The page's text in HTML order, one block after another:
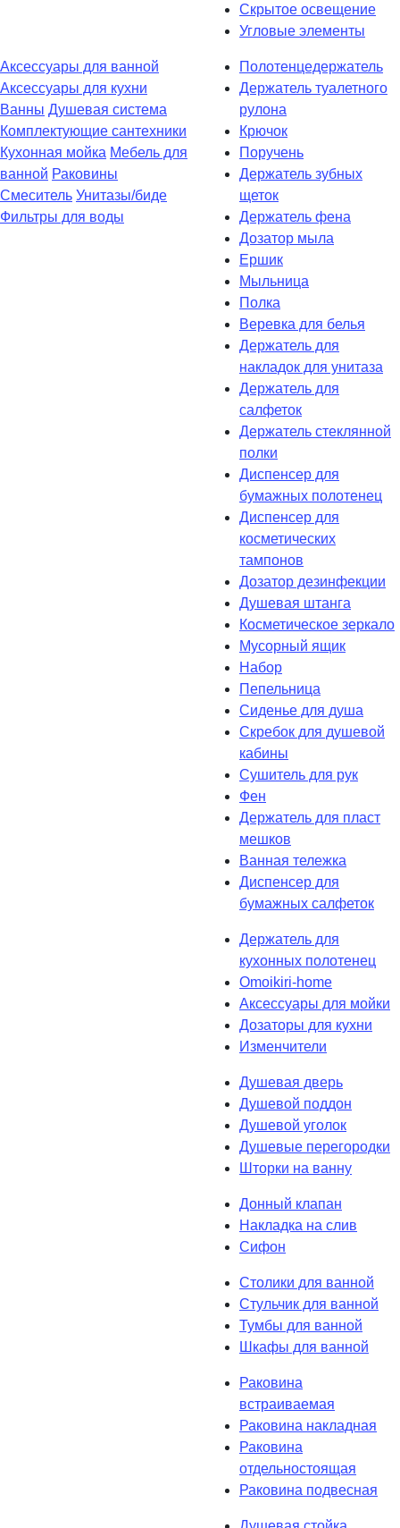
Скрытое освещение
Угловые элементы
Аксессуары для ванной
Аксессуары для кухни
Ванны Душевая система
Комплектующие сантехники
Кухонная мойка Мебель для
ванной Раковины
Смеситель Унитазы/биде
Фильтры для воды
Полотенцедержатель
Держатель туалетного
рулона
Крючок
Поручень
Держатель зубных
щеток
Держатель фена
Дозатор мыла
Eршик
Мыльница
Полка
Веревка для белья
Держатель для
накладок для унитаза
Держатель для
салфеток
Держатель стеклянной
полки
Диспенсер для
бумажных полотенец
Диспенсер для
косметических
тампонов
Дозатор дезинфекции
Душевая штанга
Косметическое зеркало
Мусорный ящик
Набор
Пепельница
Сиденье для душа
Скребок для душевой
кабины
Сушитель для рук
Фен
Держатель для пласт
мешков
Ванная тележка
Диспенсер для
бумажных салфеток
Держатель для
кухонных полотенец
Omoikiri-home
Аксессуары для мойки
Дозаторы для кухни
Изменчители
Душевая дверь
Душевой поддон
Душевой уголок
Душевые перегородки
Шторки на ванну
Донный клапан
Накладка на слив
Сифон
Столики для ванной
Стульчик для ванной
Тумбы для ванной
Шкафы для ванной
Раковина
встраиваемая
Раковина накладная
Раковина
отдельностоящая
Раковина подвесная